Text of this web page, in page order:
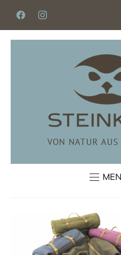
FACEBOOKINSTAGRAM
VON NATUR